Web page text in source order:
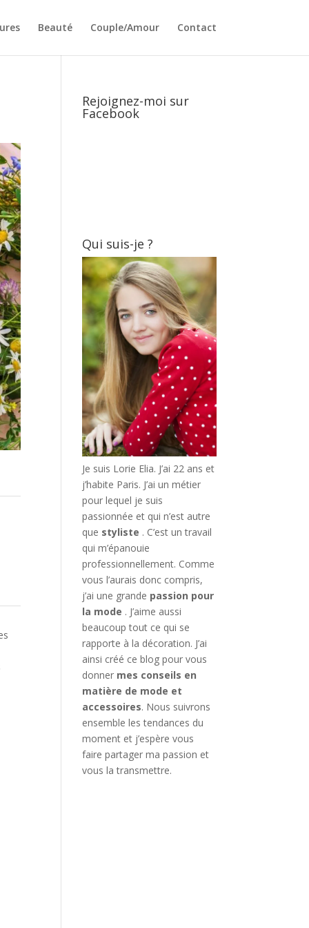
Beauté Couple/Amour Contact
Rejoignez-moi sur
Facebook
Qui suis-je ?
Je suis Lorie Elia. J’ai 22 ans et
j’habite Paris. J’ai un métier
pour lequel je suis
passionnée et qui n’est autre
que styliste . C’est un travail
qui m’épanouie
professionnellement. Comme
vous l’aurais donc compris,
j’ai une grande passion pour
la mode . J’aime aussi
beaucoup tout ce qui se
rapporte à la décoration. J’ai
ainsi créé ce blog pour vous
donner mes conseils en
matière de mode et
accessoires. Nous suivrons
ensemble les tendances du
moment et j’espère vous
faire partager ma passion et
vous la transmettre.